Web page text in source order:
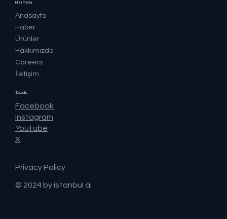
Hızlı Menü
Anasayfa
Haber
Ürünler
Hakkımızda
Careers
İletişim
Socials
Facebook
Instagram
YouTube
X
© 2024 by istanbul ai
Privacy Policy